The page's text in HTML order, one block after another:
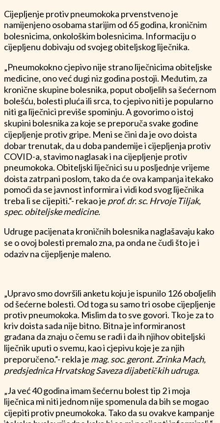
Cijepljenje protiv pneumokoka prvenstveno je
namijenjeno osobama starijim od 65 godina, kroničnim
bolesnicima, onkološkim bolesnicima. Informaciju o
cijepljenu dobivaju od svojeg obiteljskog liječnika.
„Pneumokokno cjepivo nije strano liječnicima obiteljske
medicine, ono već dugi niz godina postoji. Međutim, za
kronične skupine bolesnika, poput oboljelih sa šećernom
bolešću, bolesti pluća ili srca, to cjepivo niti je popularno
niti ga liječnici previše spominju. A govorimo o istoj
skupini bolesnika za koje se preporuča svake godine
cijepljenje protiv gripe. Meni se čini da je ovo doista
dobar trenutak, da u doba pandemije i cijepljenja protiv
COVID-a, stavimo naglasak i na cijepljenje protiv
pneumokoka. Obiteljski liječnici su u posljednje vrijeme
doista zatrpani poslom, tako da će ova kampanja itekako
pomoći da se javnost informira i vidi kod svog liječnika
treba li se cijepiti.“- rekao je prof. dr. sc. Hrvoje Tiljak,
spec. obiteljske medicine.
Udruge pacijenata kroničnih bolesnika naglašavaju kako
se o ovoj bolesti premalo zna, pa onda ne čudi što je i
odaziv na cijepljenje maleno.
„Upravo smo dovršili anketu koju je ispunilo 126 oboljelih
od šećerne bolesti. Od toga su samo tri osobe cijepljenje
protiv pneumokoka. Mislim da to sve govori. Tko je za to
kriv doista sada nije bitno. Bitna je informiranost
građana da znaju o čemu se radi i da ih njihov obiteljski
liječnik uputi o svemu, kao i cjepivu koje je za njih
preporučeno.“- rekla je mag. soc. geront. Zrinka Mach,
predsjednica Hrvatskog Saveza dijabetičkih udruga.
„Ja već 40 godina imam šećernu bolest tip 2 i moja
liječnica mi niti jednom nije spomenula da bih se mogao
cijepiti protiv pneumokoka. Tako da su ovakve kampanje